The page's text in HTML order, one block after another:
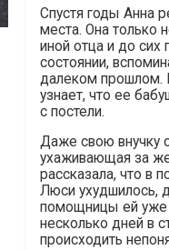
Спустя годы Анна
места. Она только
иной отца и до сих
состоянии,
далеком прошлом.
узнает, что ее
с постели.
Даже свою внучку
ухаживающая за
рассказала, что в
Люси ухудшилось,
помощницы ей уже
несколько дней в
происходить